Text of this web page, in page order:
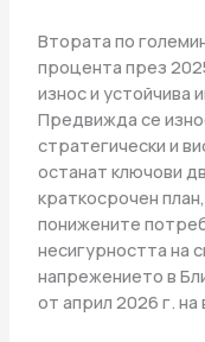
Втората по
процента през
износ и устойчива
Предвижда се
стратегически и
останат ключови
краткосрочен
понижените
несигурността на
напрежението в
от април 2026 г.